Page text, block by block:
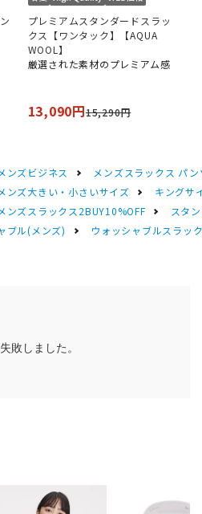
プレミアムスタンダードスラッ
クス【ワンタック】【AQUA
WOOL】
厳選された素材のプレミアム感
13,090円15,290円
メンズビジネス
メンズスラックス パン
メンズ大きい・小さいサイズ
キングサ
メンズスラックス2BUY10%OFF
スタ
ブル(メンズ) ウォッシャブルスラッ